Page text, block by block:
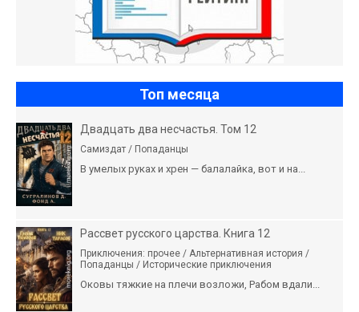
Топ месяца
Двадцать два несчастья. Том 12
Самиздат / Попаданцы
В умелых руках и хрен — балалайка, вот и на...
Рассвет русского царства. Книга 12
Приключения: прочее / Альтернативная история /
Попаданцы / Исторические приключения
Оковы тяжкие на плечи возложи, Рабом вдали...